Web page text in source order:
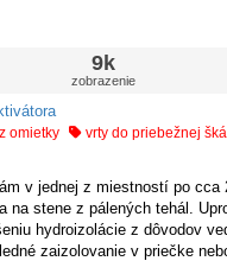
9k
zobrazenie
omietky vrty do priebežnej
v jednej z miestností po cca
na stene z pálených tehál.
hydroizolácie z dôvodov
zaizolovanie v priečke